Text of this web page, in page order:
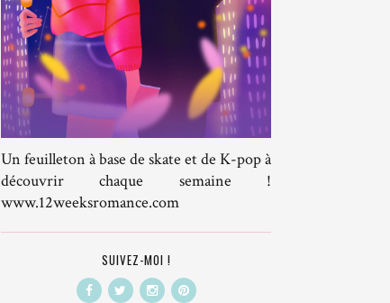
Un feuilleton à base de skate et de K-pop à
découvrir chaque semaine !
www.12weeksromance.com
SUIVEZ-MOI !